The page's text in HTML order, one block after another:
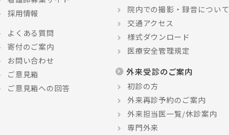
採用情報
よくある質問
寄付のご案内
お問い合わせ
ご意見箱
ご意見箱への回答
院内での撮影・録音について
交通アクセス
様式ダウンロード
医療安全管理規定
外来受診のご案内
初診の方
外来再診予約のご案内
外来担当医一覧/休診案内
専門外来